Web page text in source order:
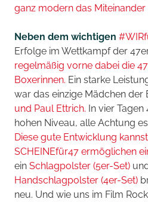
ganz modern das
Neben dem wichtigen
Erfolge im Wettkampf der
regelmäßig vorne dabei die
Boxerinnen. Ein starke
war das einzige Mädchen der
und Paul Ettrich. In vier
hohen Niveau, alle Achtung
Diese gute Entwicklung
SCHEINEfür47 ermöglichen
ein Schlagpolster (5er-Set)
Handschlagpolster (4er-Set)
neu. Und wie uns im Film